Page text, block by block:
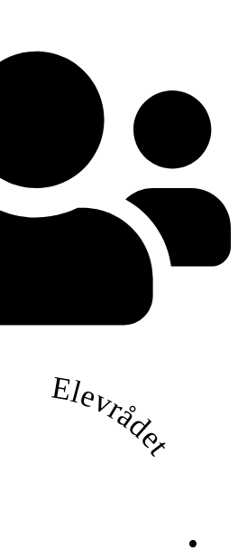
Elevrådet
•